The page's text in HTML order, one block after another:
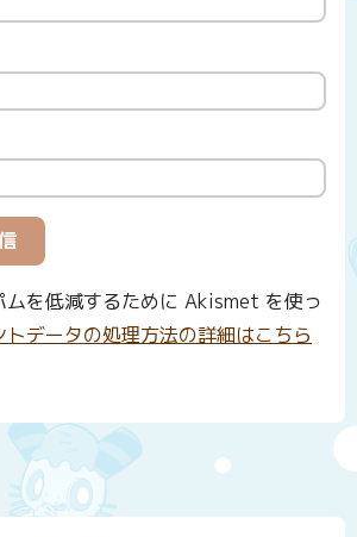
ムを低減するために Akismet を使っ
トデータの処理方法の詳細はこちら